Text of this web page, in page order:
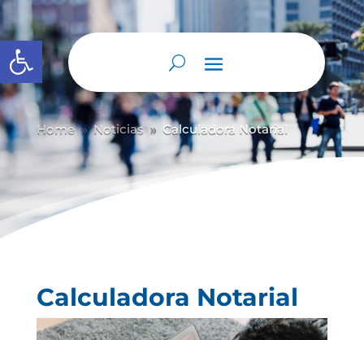
Abrir barra de herramientas
Home 9 Noticias 9 Calculadora Notarial
Calculadora Notarial